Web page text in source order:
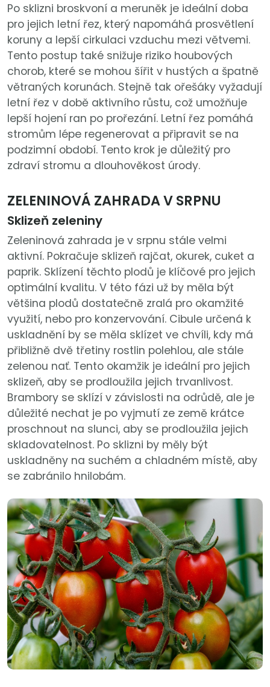
Po sklizni broskvoní a meruněk je ideální doba
pro jejich letní řez, který napomáhá prosvětlení
koruny a lepší cirkulaci vzduchu mezi větvemi.
Tento postup také snižuje riziko houbových
chorob, které se mohou šířit v hustých a špatně
větraných korunách. Stejně tak ořešáky vyžadují
letní řez v době aktivního růstu, což umožňuje
lepší hojení ran po prořezání. Letní řez pomáhá
stromům lépe regenerovat a připravit se na
podzimní období. Tento krok je důležitý pro
zdraví stromu a dlouhověkost úrody.
ZELENINOVÁ ZAHRADA V SRPNU
Sklizeň zeleniny
Zeleninová zahrada je v srpnu stále velmi
aktivní. Pokračuje sklizeň rajčat, okurek, cuket a
paprik. Sklízení těchto plodů je klíčové pro jejich
optimální kvalitu. V této fázi už by měla být
většina plodů dostatečně zralá pro okamžité
využití, nebo pro konzervování. Cibule určená k
uskladnění by se měla sklízet ve chvíli, kdy má
přibližně dvě třetiny rostlin polehlou, ale stále
zelenou nať. Tento okamžik je ideální pro jejich
sklizeň, aby se prodloužila jejich trvanlivost.
Brambory se sklízí v závislosti na odrůdě, ale je
důležité nechat je po vyjmutí ze země krátce
proschnout na slunci, aby se prodloužila jejich
skladovatelnost. Po sklizni by měly být
uskladněny na suchém a chladném místě, aby
se zabránilo hnilobám.